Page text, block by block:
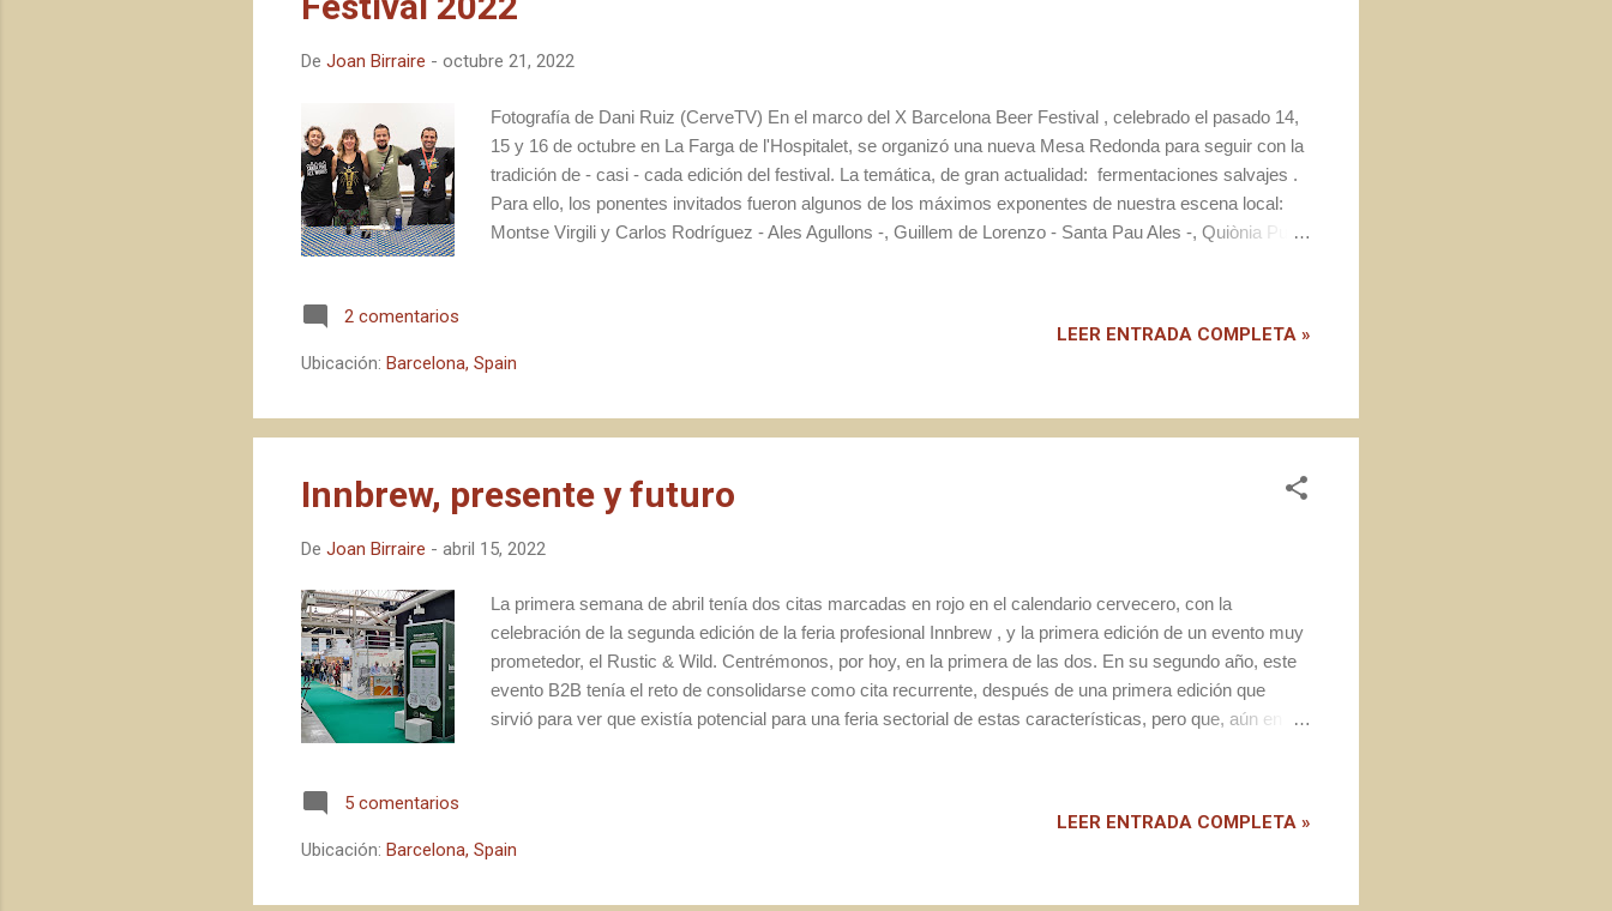
De Joan Birraire - octubre 21, 2022
Fotografía de Dani Ruiz (CerveTV) En el marco del X Barcelona Beer Festival , celebrado el pasado 14,
15 y 16 de octubre en La Farga de l'Hospitalet, se organizó una nueva Mesa Redonda para seguir con la
tradición de - casi - cada edición del festival. La temática, de gran actualidad: fermentaciones salvajes .
Para ello, los ponentes invitados fueron algunos de los máximos exponentes de nuestra escena local:
Montse Virgili y Carlos Rodríguez - Ales Agullons -, Guillem de Lorenzo - Santa Pau Ales -, Quiònia Pujol
2 comentarios
Ubicación: Barcelona, Spain
LEER ENTRADA COMPLETA »
Innbrew, presente y futuro
De Joan Birraire - abril 15, 2022
La primera semana de abril tenía dos citas marcadas en rojo en el calendario cervecero, con la
celebración de la segunda edición de la feria profesional Innbrew , y la primera edición de un evento muy
prometedor, el Rustic & Wild. Centrémonos, por hoy, en la primera de las dos. En su segundo año, este
evento B2B tenía el reto de consolidarse como cita recurrente, después de una primera edición que
sirvió para ver que existía potencial para una feria sectorial de estas características, pero que, aún en
5 comentarios
Ubicación: Barcelona, Spain
LEER ENTRADA COMPLETA »